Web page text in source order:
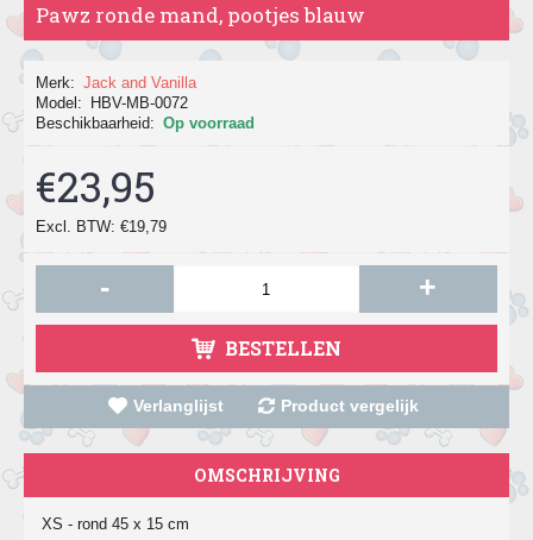
Pawz ronde mand, pootjes blauw
Merk: Jack and Vanilla
Model:
HBV-MB-0072
Beschikbaarheid: Op voorraad
€23,95
Excl. BTW: €19,79
- +
BESTELLEN
Verlanglijst Product vergelijk
OMSCHRIJVING
XS - rond 45 x 15 cm